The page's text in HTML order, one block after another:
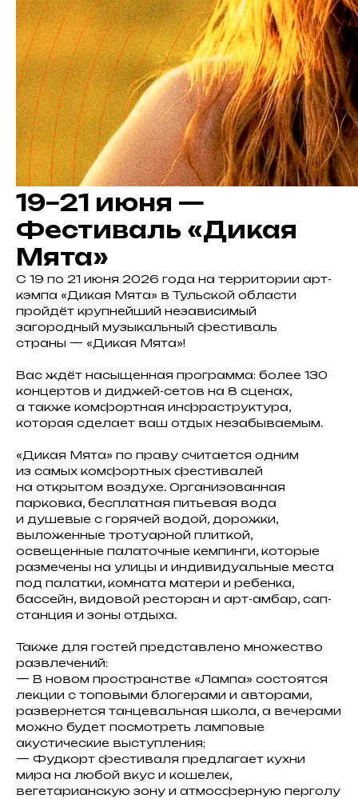
19−21 июня —
Фестиваль «Дикая
Мята»
С 19 по 21 июня 2026 года на территории арт-
кэмпа «Дикая Мята» в Тульской области
пройдёт крупнейший независимый
загородный музыкальный фестиваль
страны — «Дикая Мята»!
Вас ждёт насыщенная программа: более 130
концертов и диджей-сетов на 8 сценах,
а также комфортная инфраструктура,
которая сделает ваш отдых незабываемым.
«Дикая Мята» по праву считается одним
из самых комфортных фестивалей
на открытом воздухе. Организованная
парковка, бесплатная питьевая вода
и душевые с горячей водой, дорожки,
выложенные тротуарной плиткой,
освещенные палаточные кемпинги, которые
размечены на улицы и индивидуальные места
под палатки, комната матери и ребенка,
бассейн, видовой ресторан и арт-амбар, сап-
станция и зоны отдыха.
Также для гостей представлено множество
развлечений:
— В новом пространстве «Лампа» состоятся
лекции с топовыми блогерами и авторами,
развернется танцевальная школа, а вечерами
можно будет посмотреть ламповые
акустические выступления;
— Фудкорт фестиваля предлагает кухни
мира на любой вкус и кошелек,
вегетарианскую зону и атмосферную перголу